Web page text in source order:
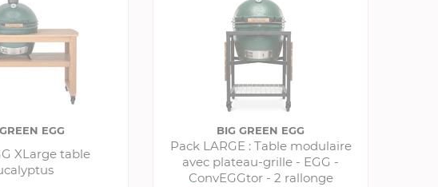
EGG
XLarge table
BIG GREEN EGG
Pack LARGE : Table modulaire
avec plateau-grille - EGG -
ConvEGGtor - 2 rallonge